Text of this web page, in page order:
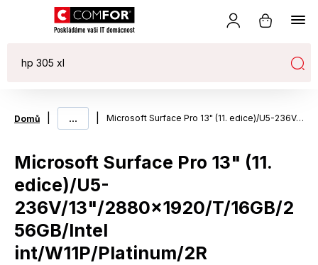
Domů ... Microsoft Surface Pro 13" (11. edice)/U5-236V/13"/2880x1920/T/16GB/256GB/Intel int/W11P/Platinum/2R
Microsoft Surface Pro 13" (11.
edice)/U5-
236V/13"/2880x1920/T/16GB/2
56GB/Intel
int/W11P/Platinum/2R